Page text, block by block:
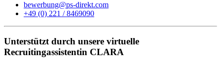
bewerbung@ps-direkt.com
+49 (0) 221 / 8469090
Unterstützt durch unsere virtuelle
Recruitingassistentin CLARA